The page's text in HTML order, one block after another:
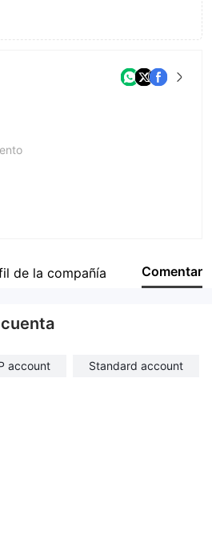
de la compañía Comentar
account Standard account